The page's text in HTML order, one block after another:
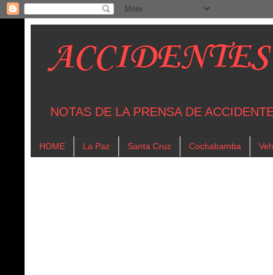
NOTAS DE LA PRENSA DE
HOME La Paz Santa Cruz Cochabamba